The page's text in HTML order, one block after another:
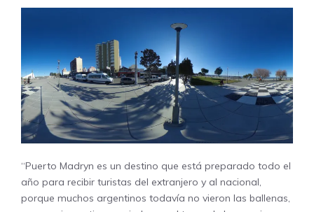
“Puerto Madryn es un destino que está preparado todo el
año para recibir turistas del extranjero y al nacional,
porque muchos argentinos todavía no vieron las ballenas,